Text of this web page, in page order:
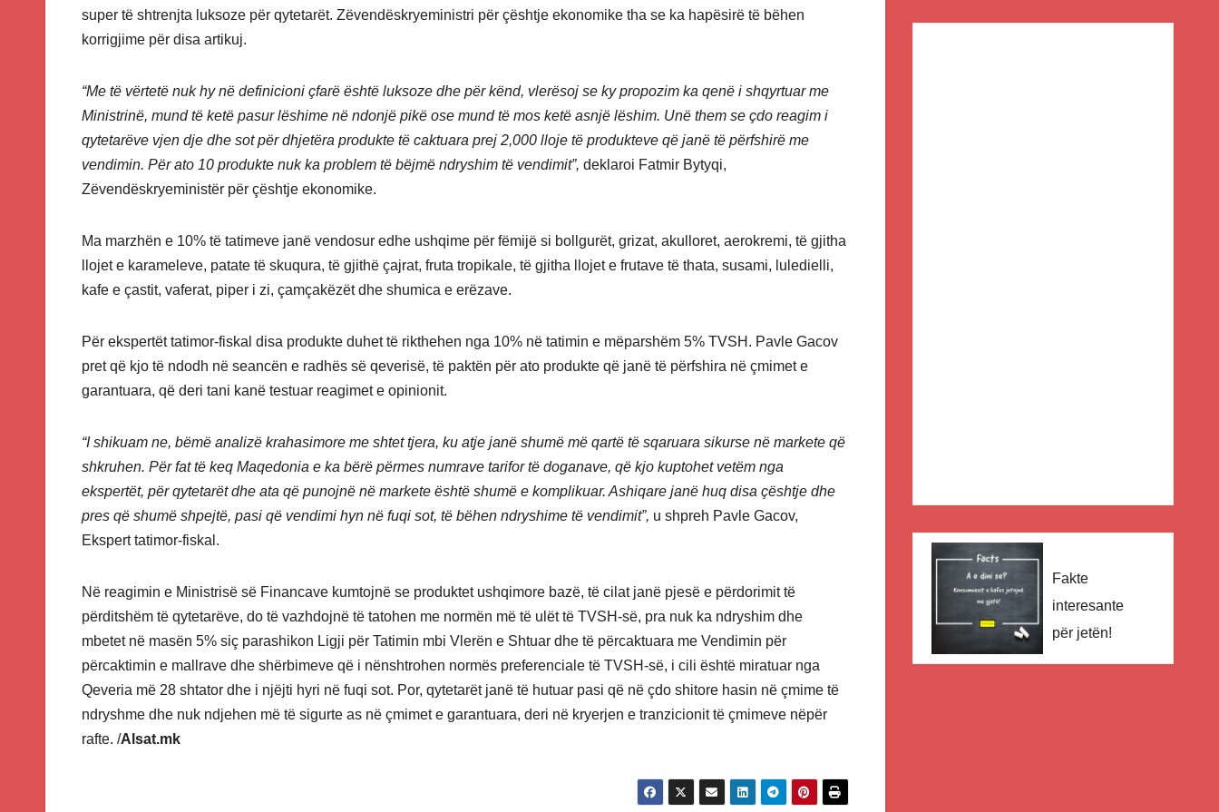
super të shtrenjta luksoze për qytetarët. Zëvendëskryeministri për çështje ekonomike tha se ka hapësirë të bëhen
korrigjime për disa artikuj.
“Me të vërtetë nuk hy në definicioni çfarë është luksoze dhe për kënd, vlerësoj se ky propozim ka qenë i shqyrtuar me
Ministrinë, mund të ketë pasur lëshime në ndonjë pikë ose mund të mos ketë asnjë lëshim. Unë them se çdo reagim i
qytetarëve vjen dje dhe sot për dhjetëra produkte të caktuara prej 2,000 lloje të produkteve që janë të përfshirë me
vendimin. Për ato 10 produkte nuk ka problem të bëjmë ndryshim të vendimit”, deklaroi Fatmir Bytyqi,
Zëvendëskryeministër për çështje ekonomike.
Ma marzhën e 10% të tatimeve janë vendosur edhe ushqime për fëmijë si bollgurët, grizat, akulloret, aerokremi, të gjitha
llojet e karameleve, patate të skuqura, të gjithë çajrat, fruta tropikale, të gjitha llojet e frutave të thata, susami, luledielli,
kafe e çastit, vaferat, piper i zi, çamçakëzët dhe shumica e erëzave.
Për ekspertët tatimor-fiskal disa produkte duhet të rikthehen nga 10% në tatimin e mëparshëm 5% TVSH. Pavle Gacov
pret që kjo të ndodh në seancën e radhës së qeverisë, të paktën për ato produkte që janë të përfshira në çmimet e
garantuara, që deri tani kanë testuar reagimet e opinionit.
“I shikuam ne, bëmë analizë krahasimore me shtet tjera, ku atje janë shumë më qartë të sqaruara sikurse në markete që
shkruhen. Për fat të keq Maqedonia e ka bërë përmes numrave tarifor të doganave, që kjo kuptohet vetëm nga
ekspertët, për qytetarët dhe ata që punojnë në markete është shumë e komplikuar. Ashiqare janë huq disa çështje dhe
pres që shumë shpejtë, pasi që vendimi hyn në fuqi sot, të bëhen ndryshime të vendimit”, u shpreh Pavle Gacov,
Ekspert tatimor-fiskal.
Në reagimin e Ministrisë së Financave kumtojnë se produktet ushqimore bazë, të cilat janë pjesë e përdorimit të
përditshëm të qytetarëve, do të vazhdojnë të tatohen me normën më të ulët të TVSH-së, pra nuk ka ndryshim dhe
mbetet në masën 5% siç parashikon Ligji për Tatimin mbi Vlerën e Shtuar dhe të përcaktuara me Vendimin për
përcaktimin e mallrave dhe shërbimeve që i nënshtrohen normës preferenciale të TVSH-së, i cili është miratuar nga
Qeveria më 28 shtator dhe i njëjti hyri në fuqi sot. Por, qytetarët janë të hutuar pasi që në çdo shitore hasin në çmime të
ndryshme dhe nuk ndjehen më të sigurte as në çmimet e garantuara, deri në kryerjen e tranzicionit të çmimeve nëpër
rafte. /Alsat.mk
Fakte
interesante
për jetën!